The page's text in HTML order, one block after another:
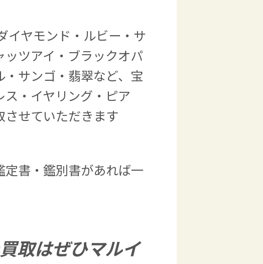
イヤモンド・ルビー・サ
ツアイ・ブラックオパ
サンゴ・翡翠など、宝
・イヤリング・ピア
せていただきます
書・鑑別書があれば一
取はぜひマルイ